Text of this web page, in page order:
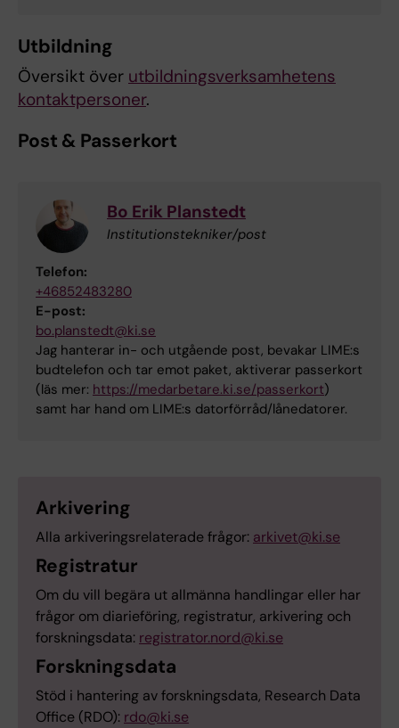
Utbildning
Översikt över utbildningsverksamhetens
kontaktpersoner.
Post & Passerkort
Bo Erik Planstedt
Institutionstekniker/post
Telefon:
+46852483280
E-post:
bo.planstedt@ki.se
Jag hanterar in- och utgående post, bevakar LIME:s
budtelefon och tar emot paket, aktiverar passerkort
(läs mer: https://medarbetare.ki.se/passerkort)
samt har hand om LIME:s datorförråd/lånedatorer.
Arkivering
Alla arkiveringsrelaterade frågor: arkivet@ki.se
Registratur
Om du vill begära ut allmänna handlingar eller har
frågor om diarieföring, registratur, arkivering och
forskningsdata: registrator.nord@ki.se
Forskningsdata
Stöd i hantering av forskningsdata, Research Data
Office (RDO): rdo@ki.se